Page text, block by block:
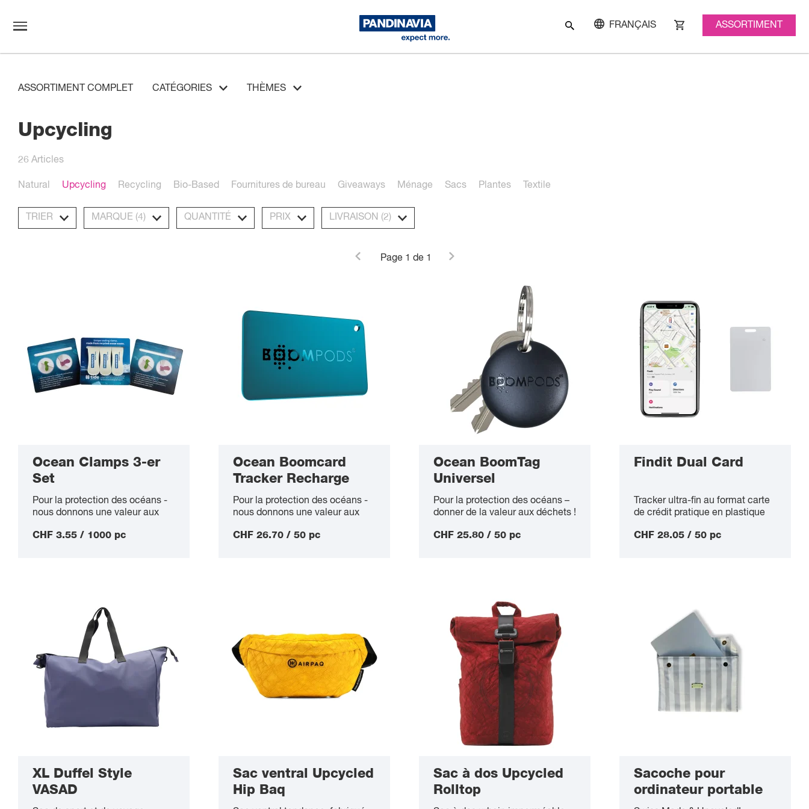
FRANÇAIS ASSORTIMENT
ASSORTIMENT COMPLET CATÉGORIES THÈMES
Upcycling
26 Articles
Natural Upcycling Recycling Bio-Based Fournitures de bureau Giveaways Ménage Sacs Plantes Textile
TRIER
Z - A
Nouveaux produits
MARQUE (4) QUANTITÉ PRIX LIVRAISON (2)
4 - 6 semaines
Page 1 de 1
Ocean Clamps 3-er
Set
Pour la protection des océans -
nous donnons une valeur aux
CHF 3.55 / 1000 pc
Ocean Boomcard
Tracker Recharge
Pour la protection des océans -
nous donnons une valeur aux
CHF 26.70 / 50 pc
Ocean BoomTag
Universel
Pour la protection des océans –
donner de la valeur aux déchets !
CHF 25.80 / 50 pc
Findit Dual Card
Tracker ultra-fin au format carte
de crédit pratique en plastique
personnels – permet un suivi
l’application Apple « Find My » et
l’application Android « Find Hub
» Étanche (IP67) Autonomie env.
CHF 28.05 / 50 pc
XL Duffel Style
VASAD
Sac ventral Upcycled
Hip Baq
Sac à dos Upcycled
Rolltop
Sacoche pour
ordinateur portable
Swiss Made